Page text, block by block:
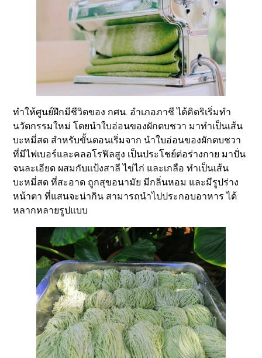
ทำให้ศูนย์ฝึกมีชีวิตของ กศน. อำเภอภาชี ได้คิดริเริ่มทำ
นวัตกรรมใหม่ โดยนำใบอ่อนของผักตบชวา มาทำเป็นเส้น
บะหมี่สด สำหรับขั้นตอนเริ่มจาก นำใบอ่อนของผักตบชวา
ที่มีไฟเบอร์และคลอโรฟิลสูง เป็นประโชย์ต่อร่างกาย มาปั่น
จนละเอียด ผสมกับแป้งสาลี ไข่ไก่ และเกลือ ทำเป็นเส้น
บะหมี่สด ที่สะอาด ถูกสุขอนามัย มีกลิ่นหอม และมีรูปร่าง
หน้าตา ที่แสนจะน่ากิน สามารถนำไปประกอบอาหาร ได้
หลากหลายรูปแบบ